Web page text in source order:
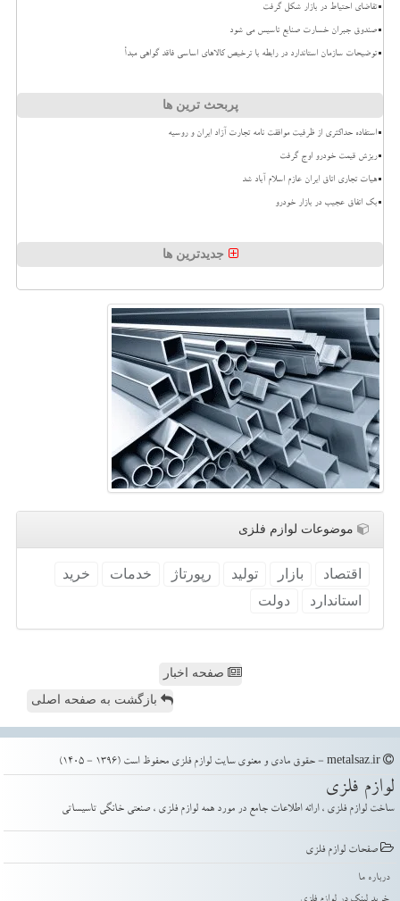
تقاضای احتیاط در بازار شکل گرفت
صندوق جبران خسارت صنایع تاسیس می شود
توضیحات سازمان استاندارد در رابطه با ترخیص کالاهای اساسی فاقد گواهی مبدأ
پربحث ترین ها
استفاده حداکثری از ظرفیت موافقت نامه تجارت آزاد ایران و روسیه
ریزش قیمت خودرو اوج گرفت
هیات تجاری اتاق ایران عازم اسلام آباد شد
بک اتفاق عجیب در بازار خودرو
جدیدترین ها
موضوعات لوازم فلزی
اقتصاد بازار تولید رپورتاژ خدمات
خرید
استاندارد
دولت
صفحه اخبار
بازگشت به صفحه اصلی
لوازم فلزی
ساخت لوازم فلزی ، ارائه اطلاعات جامع در مورد همه لوازم فلزی ، صنعتی خانگی تاسیساتی
صفحات لوازم فلزی
درباره ما